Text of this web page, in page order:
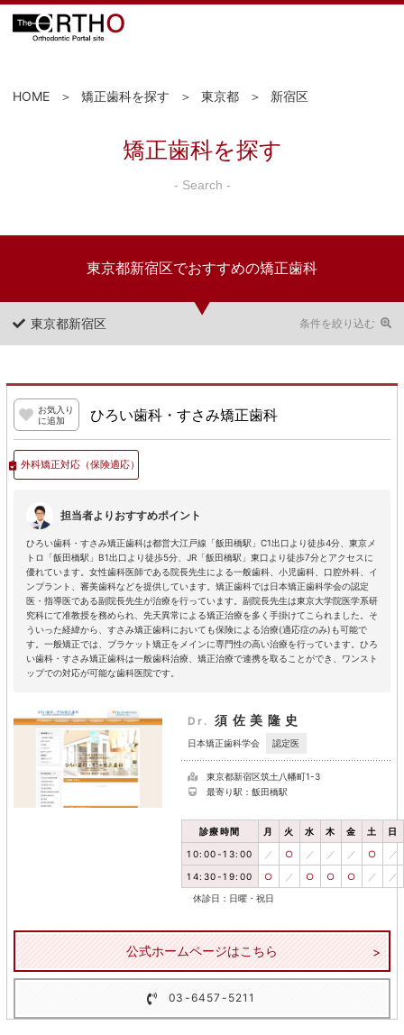
HOME 矯正歯科を探す 東京都 新宿区
矯正歯科を探す
- Search -
東京都新宿区でおすすめの矯正歯科
東京都新宿区 条件を絞り込む
お気入り
に追加
ひろい歯科・すさみ矯正歯科
外科矯正対応（保険適応）
担当者よりおすすめポイント
ひろい歯科・すさみ矯正歯科は都営大江戸線「飯田橋駅」C1出口より徒歩4分、東京メ
トロ「飯田橋駅」B1出口より徒歩5分、JR「飯田橋駅」東口より徒歩7分とアクセスに
優れています。女性歯科医師である院長先生による一般歯科、小児歯科、口腔外科、イ
ンプラント、審美歯科などを提供しています。矯正歯科では日本矯正歯科学会の認定
医・指導医である副院長先生が治療を行っています。副院長先生は東京大学院医学系研
究科にて准教授を務められ、先天異常による矯正治療を多く手掛けてこられました。そ
ういった経緯から、すさみ矯正歯科においても保険による治療(適応症のみ)も可能で
す。一般矯正では、ブラケット矯正をメインに専門性の高い治療を行っています。ひろ
い歯科・すさみ矯正歯科は一般歯科治療、矯正治療で連携を取ることができ、ワンスト
ップでの対応が可能な歯科医院です。
Dr. 須佐美隆史
日本矯正歯科学会 認定医
東京都新宿区筑土八幡町1-3
最寄り駅：飯田橋駅
診療時間 月 火 水 木 金 土 日
10:00-13:00 ／ ○ ／ ／ ／ ○ ／
14:30-19:00 ○ ／ ○ ○ ○ ／ ／
休診日：日曜・祝日
公式ホームページはこちら
03-6457-5211